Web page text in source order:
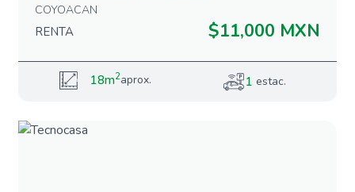
COYOACAN
RENTA $11,000 MXN
18m2aprox. 1estac.